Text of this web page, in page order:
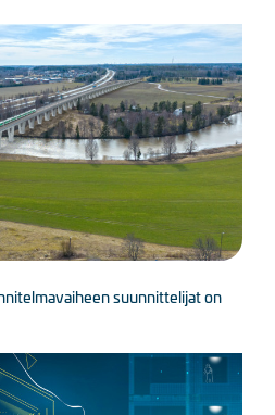
suunnittelijat on